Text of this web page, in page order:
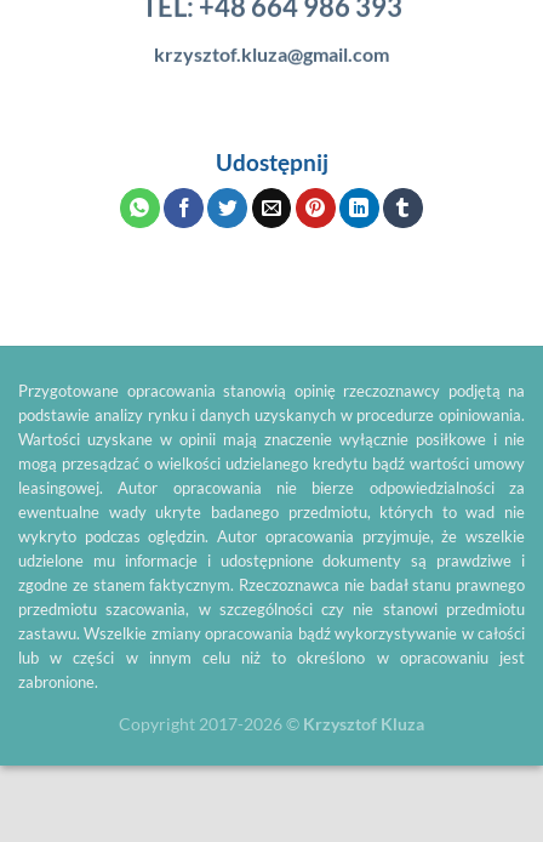
krzysztof.kluza@gmail.com
Udostępnij
Przygotowane opracowania stanowią opinię rzeczoznawcy podjętą na
podstawie analizy rynku i danych uzyskanych w procedurze opiniowania.
Wartości uzyskane w opinii mają znaczenie wyłącznie posiłkowe i nie
mogą przesądzać o wielkości udzielanego kredytu bądź wartości umowy
leasingowej. Autor opracowania nie bierze odpowiedzialności za
ewentualne wady ukryte badanego przedmiotu, których to wad nie
wykryto podczas oględzin. Autor opracowania przyjmuje, że wszelkie
udzielone mu informacje i udostępnione dokumenty są prawdziwe i
zgodne ze stanem faktycznym. Rzeczoznawca nie badał stanu prawnego
przedmiotu szacowania, w szczególności czy nie stanowi przedmiotu
zastawu. Wszelkie zmiany opracowania bądź wykorzystywanie w całości
lub w części w innym celu niż to określono w opracowaniu jest
zabronione.
Copyright 2017-2026 © Krzysztof Kluza